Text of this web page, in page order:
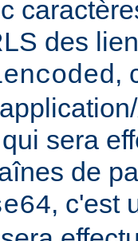
des
,
sera
de
, c'est